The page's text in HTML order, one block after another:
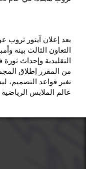
بعد إعلان آيتور ثروب
التعاون الثالث بينه
التقليدية وإحداث
تغير قواعد التصميم،
عالم الملابس